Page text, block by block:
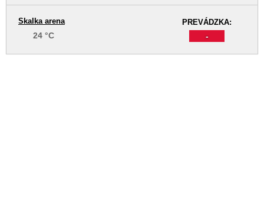
PREVÁDZKA:
-
Skalka arena
24 °C